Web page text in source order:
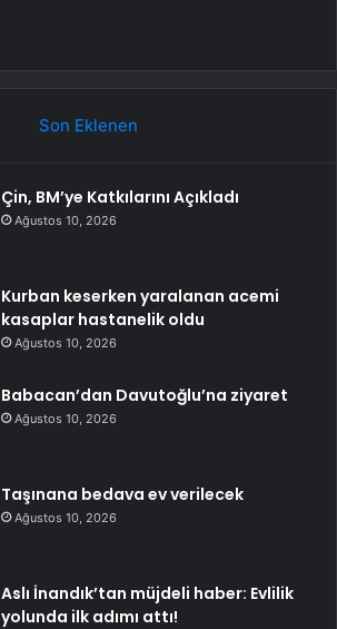
Son Eklenen
Çin, BM’ye Katkılarını Açıkladı
Ağustos 10, 2026
Kurban keserken yaralanan acemi
kasaplar hastanelik oldu
Ağustos 10, 2026
Babacan’dan Davutoğlu’na ziyaret
Ağustos 10, 2026
Taşınana bedava ev verilecek
Ağustos 10, 2026
Aslı İnandık’tan müjdeli haber: Evlilik
yolunda ilk adımı attı!